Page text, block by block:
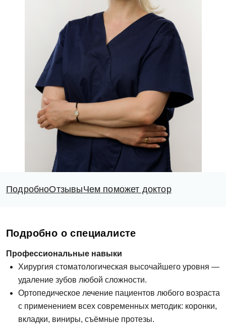
ПодробноОтзывыЧем поможет доктор
Подробно о специалисте
Профессиональные навыки
Хирургия стоматологическая высочайшего уровня —
удаление зубов любой сложности.
Ортопедическое лечение пациентов любого возраста
с применением всех современных методик: коронки,
вкладки, виниры, съёмные протезы.